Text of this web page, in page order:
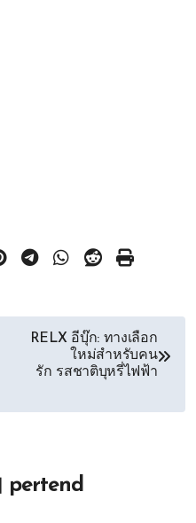
RELX อีบุ๊ก: ทางเลือก
ใหม่สำหรับคน
รัก รสชาติบุหรี่ไฟฟ้า
pertend